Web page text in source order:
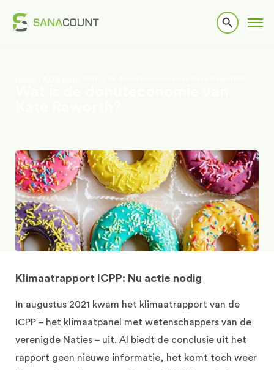
Klimaatrapport ICPP: Nu actie nodig
In augustus 2021 kwam het klimaatrapport van de
ICPP – het klimaatpanel met wetenschappers van de
verenigde Naties – uit. Al biedt de conclusie uit het
rapport geen nieuwe informatie, het komt toch weer